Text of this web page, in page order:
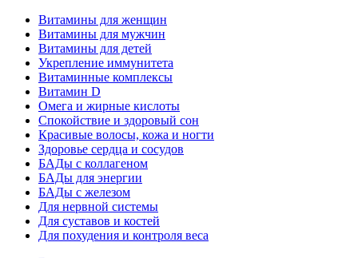
Витамины для женщин
Витамины для мужчин
Витамины для детей
Укрепление иммунитета
Витаминные комплексы
Витамин D
Омега и жирные кислоты
Спокойствие и здоровый сон
Красивые волосы, кожа и ногти
Здоровье сердца и сосудов
БАДы с коллагеном
БАДы для энергии
БАДы с железом
Для нервной системы
Для суставов и костей
Для похудения и контроля веса